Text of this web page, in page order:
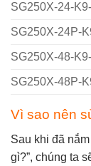
SG250X-24-
SG250X-24P-
SG250X-48-
SG250X-48P-
Vì sao nên
Sau khi đã
gì?”, chúng ta